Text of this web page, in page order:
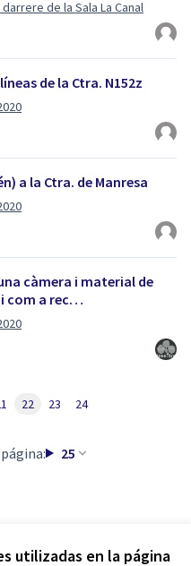
utilizadas en la página
de la Sala La Canal
de la Ctra. N152z
a la Ctra. de Manresa
càmera i material de
i com a rec…
25
22 23 24